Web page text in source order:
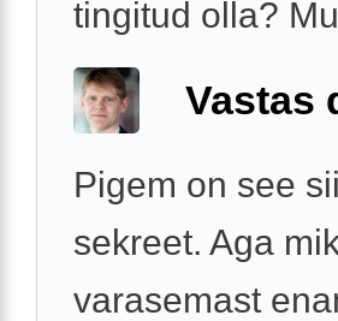
tingitud olla?
Vastas
Pigem on see
sekreet. Aga
varasemast